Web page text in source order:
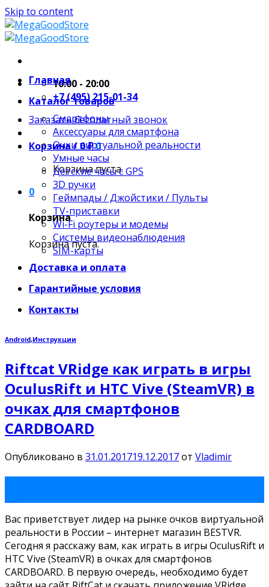
Skip to content
10:00 - 20:00
+7 (495) 215-01-34
Заказать бесплатный звонок
Корзина /0₽0
Корзина пуста.
0
Корзина
Корзина пуста.
Главная
Каталог товаров
Смартфоны
Аксессуары для смартфона
Очки виртуальной реальности
Умные часы
Детские часы с GPS
3D ручки
Геймпады / Джойстики / Пульты
TV-приставки
Wi-Fi роутеры и модемы
Системы видеонаблюдения
SIM-карты
Доставка и оплата
Гарантийные условия
Контакты
Android,Инструкции
Riftcat VRidge как играть в игры
OculusRift и HTC Vive (SteamVR) в
очках для смартфонов
CARDBOARD
Опубликовано в 31.01.201719.12.2017от Vladimir
Вас приветствует лидер на рынке очков виртуальной
реальности в России – интернет магазин BESTVR.
Сегодня я расскажу вам, как играть в игры OculusRift и
HTC Vive (SteamVR) в очках для смартфонов
CARDBOARD. В первую очередь, необходимо будет